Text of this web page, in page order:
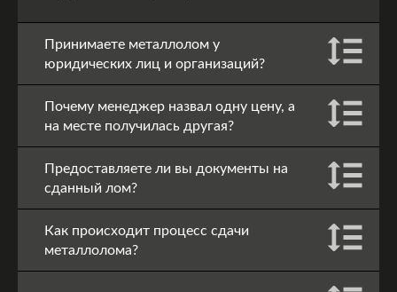
Принимаете металлолом у
юридических лиц и организаций?
Почему менеджер назвал одну цену, а
на месте получилась другая?
Предоставляете ли вы документы на
сданный лом?
Как происходит процесс сдачи
металлолома?